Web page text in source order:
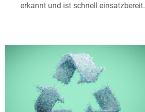
erkannt und ist schnell einsatzbereit.